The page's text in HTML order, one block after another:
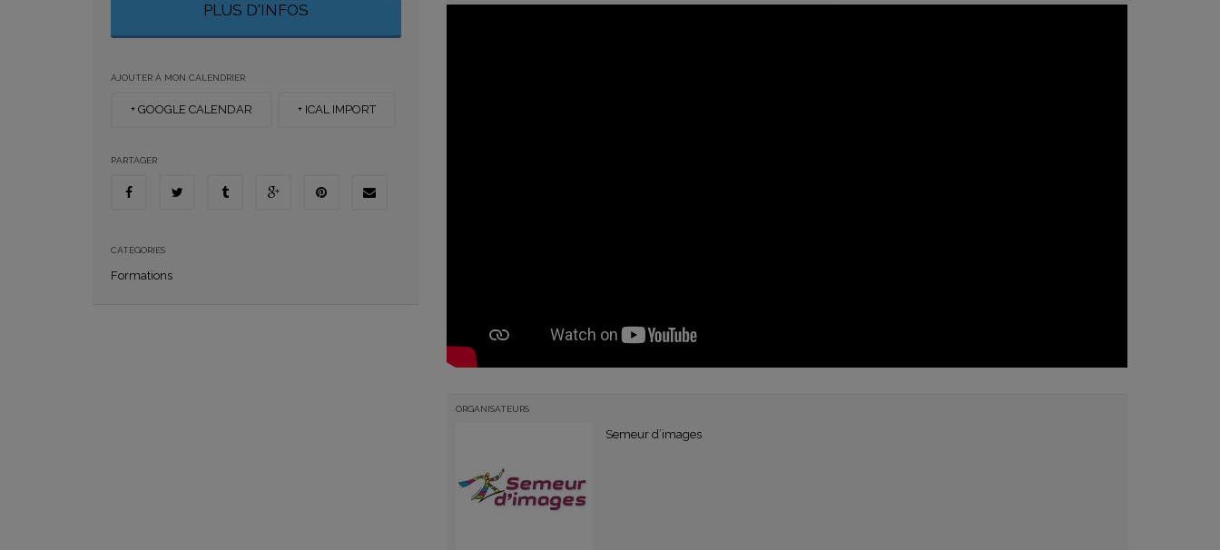
PLUS D'INFOS
AJOUTER À MON CALENDRIER
+ GOOGLE CALENDAR + ICAL IMPORT
PARTAGER
CATÉGORIES
Formations
ORGANISATEURS
Semeur d’images